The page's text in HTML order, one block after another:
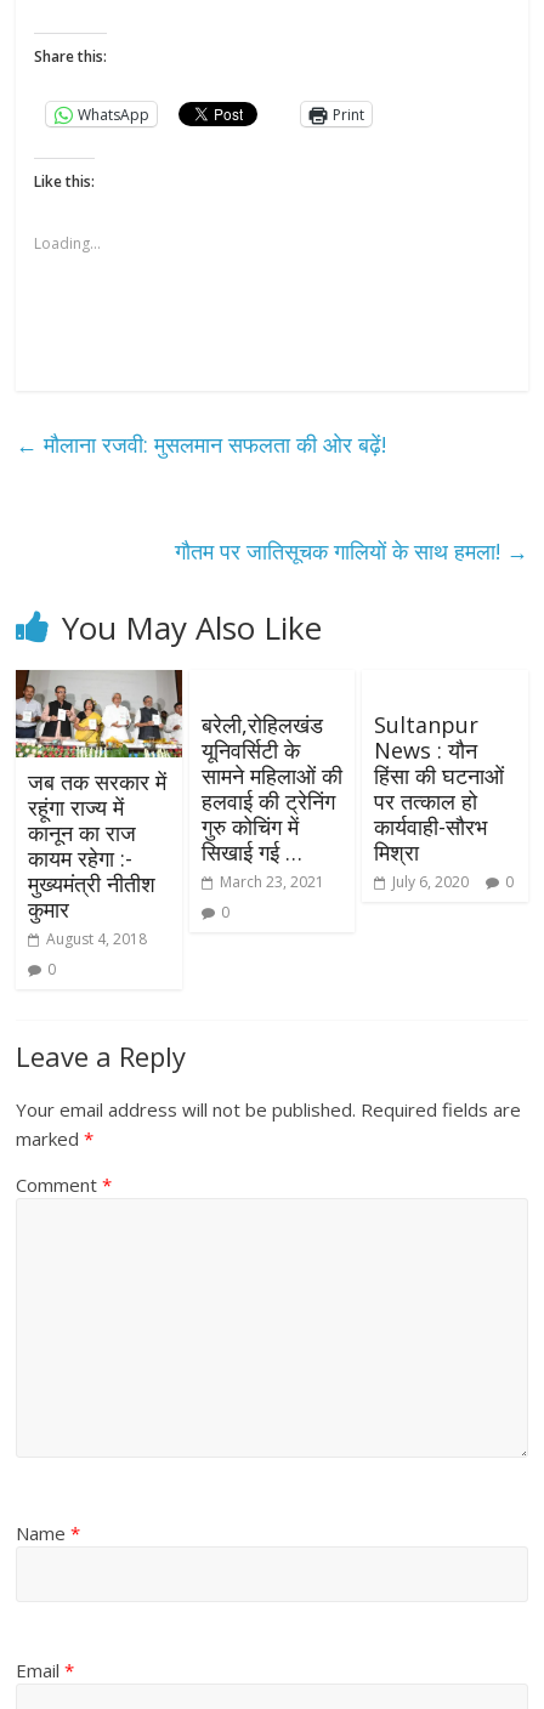
Share this:
WhatsApp Print
Like this:
Loading...
← मौलाना रजवी: मुसलमान सफलता की ओर बढ़ें!
गौतम पर जातिसूचक गालियों के साथ हमला! →
You May Also Like
जब तक सरकार में
रहूंगा राज्य में
कानून का राज
कायम रहेगा :-
मुख्यमंत्री नीतीश
कुमार
August 4, 2018
0
बरेली,रोहिलखंड
यूनिवर्सिटी के
सामने महिलाओं की
हलवाई की ट्रेनिंग
गुरु कोचिंग में
सिखाई गई …
March 23, 2021
0
Sultanpur
News : यौन
हिंसा की घटनाओं
पर तत्काल हो
कार्यवाही-सौरभ
मिश्रा
July 6, 2020 0
Leave a Reply
Your email address will not be published. Required fields are
marked*
Comment*
Name*
Email*